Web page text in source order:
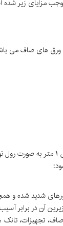
ورق های صاف می
ورق های آلومینیوم کرکره
شدید شده و
آن در برابر